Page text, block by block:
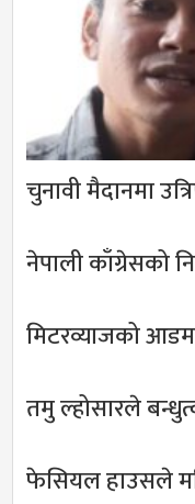
चुनावी मैदानमा
नेपाली काँग्रेसको
मिटरव्याजको
तमु ल्होसारले
फेसियल हाउसले